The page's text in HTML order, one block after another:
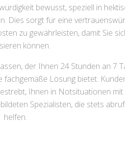
bewusst, speziell in
Dies sorgt für eine
zu gewährleisten, damit Sie
können.
der Ihnen 24 Stunden an 7
Lösung bietet.
Ihnen in Notsituationen
Spezialisten, die stets
helfen.